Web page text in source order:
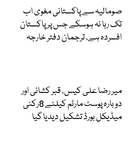
صومالیہ سے پاکستانی مغوی اب
تک رہا نہ ہوسکے جس پر پاکستان
افسردہ ہے، ترجمان دفتر خارجہ
میر رضا علی کیس، قبر کشائی اور
دوبارہ پوسٹ مارٹم کیلئے 8رکنی
میڈیکل بورڈ تشکیل دیدیا گیا